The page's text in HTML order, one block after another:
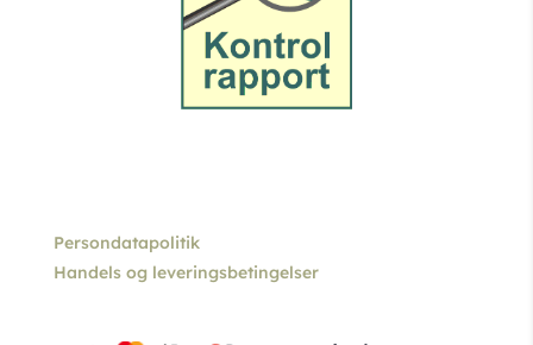
Persondatapolitik
Handels og leveringsbetingelser